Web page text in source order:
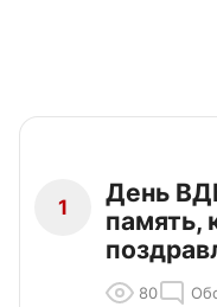
1
День
память,
80